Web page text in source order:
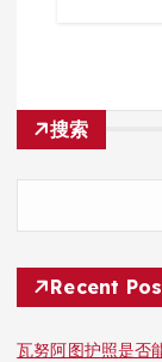
搜索
Recent
瓦努阿图护照是否